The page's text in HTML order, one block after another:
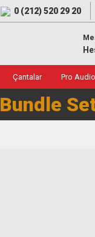
0 (212) 520 29 20
Çantalar Pro
Bundle